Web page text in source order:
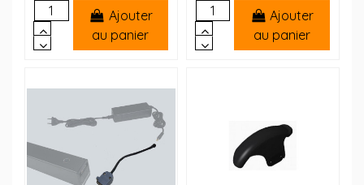
Ajouter
au panier
Ajouter
au panier